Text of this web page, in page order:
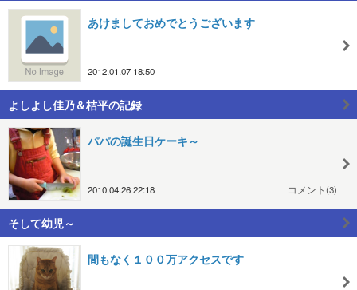
あけましておめでとうございます
2012.01.07 18:50
よしよし佳乃＆桔平の記録
パパの誕生日ケーキ～
2010.04.26 22:18 コメント(3)
そして幼児～
間もなく１００万アクセスです